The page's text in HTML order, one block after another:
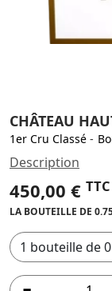
CHÂTEAU
1er Cru Classé -
Description
450,00 € TTC
LA BOUTEILLE DE